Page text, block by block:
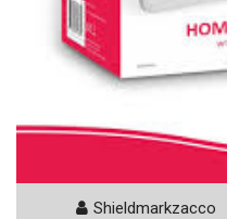
Shieldmarkzacco